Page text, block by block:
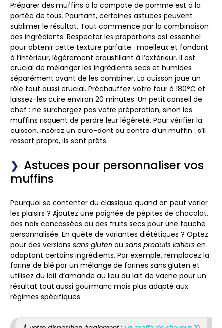
Préparer des muffins à la compote de pomme est à la
portée de tous. Pourtant, certaines astuces peuvent
sublimer le résultat. Tout commence par la combinaison
des ingrédients. Respecter les proportions est essentiel
pour obtenir cette texture parfaite : moelleux et fondant
à l’intérieur, légèrement croustillant à l’extérieur. Il est
crucial de mélanger les ingrédients secs et humides
séparément avant de les combiner. La cuisson joue un
rôle tout aussi crucial. Préchauffez votre four à 180°C et
laissez-les cuire environ 20 minutes. Un petit conseil de
chef : ne surchargez pas votre préparation, sinon les
muffins risquent de perdre leur légèreté. Pour vérifier la
cuisson, insérez un cure-dent au centre d’un muffin : s’il
ressort propre, ils sont prêts.
Astuces pour personnaliser vos
muffins
Pourquoi se contenter du classique quand on peut varier
les plaisirs ? Ajoutez une poignée de pépites de chocolat,
des noix concassées ou des fruits secs pour une touche
personnalisée. En quête de variantes diététiques ? Optez
pour des versions sans gluten ou sans produits laitiers en
adaptant certains ingrédients. Par exemple, remplacez la
farine de blé par un mélange de farines sans gluten et
utilisez du lait d’amande au lieu du lait de vache pour un
résultat tout aussi gourmand mais plus adapté aux
régimes spécifiques.